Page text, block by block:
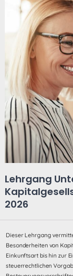
Lehrgang
2026
Dieser Lehrgang
Besonderheiten von
Einkunftsart bis hin zur
steuerrechtlichen